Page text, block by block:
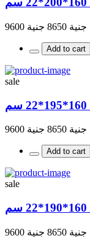
جنية 8650 جنية 9600
Add to cart
sale
جنية 8650 جنية 9600
Add to cart
sale
جنية 8650 جنية 9600